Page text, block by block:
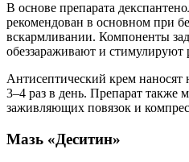
В основе препарата
рекомендован в основном при
вскармливании. Компоненты
обеззараживают и стимулируют
Антисептический крем
3–4 раз в день. Препарат также
заживляющих повязок и
Мазь «Деситин»